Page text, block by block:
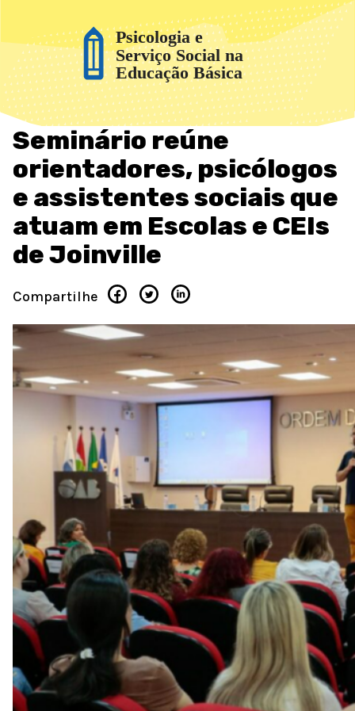
Seminário reúne
orientadores, psicólogos
e assistentes sociais que
atuam em Escolas e CEIs
de Joinville
Compartilhe